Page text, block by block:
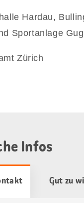
Hardau,
Sportanlage
Zürich
Infos
Gut zu